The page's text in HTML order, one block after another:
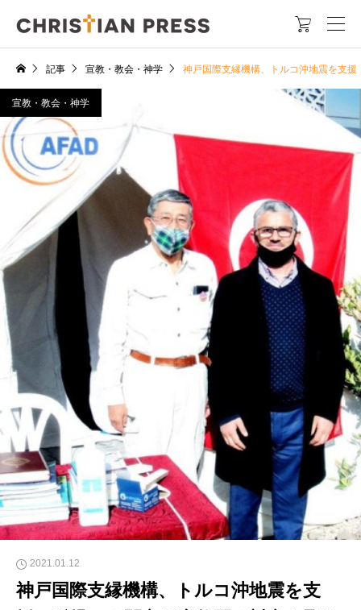

記事 宣教・教会・神学 神戸国際支縁機構、トルコ沖地震を支
宣教・教会・神学
2021.01.12
神戸国際支縁機構、トルコ沖地震を支